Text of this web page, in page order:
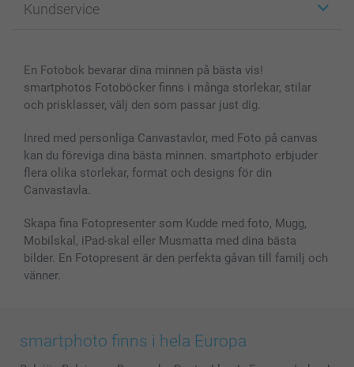
Fotoböcker
Skal till Mobil & Surfplatta
MyNameBook
Fotoramar & Tillbehör
Presentkort
Alla fotoprodukter
För affiliates
Sitemap
Villkor och garantier
Kundservice
smartbonus
Priser & betalning
En Fotobok bevarar dina minnen på bästa vis!
smartphotos Fotoböcker finns i många storlekar, stilar
och prisklasser, välj den som passar just dig.
Inred med personliga Canvastavlor, med Foto på canvas
kan du föreviga dina bästa minnen. smartphoto erbjuder
flera olika storlekar, format och designs för din
Canvastavla.
Skapa fina Fotopresenter som Kudde med foto, Mugg,
Mobilskal, iPad-skal eller Musmatta med dina bästa
bilder. En Fotopresent är den perfekta gåvan till familj och
vänner.
smartphoto finns i hela Europa